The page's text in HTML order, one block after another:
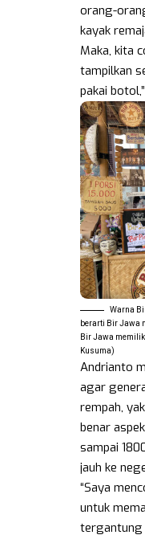
orang-
kayak
Maka, kita
tampilkan
pakai
Warna
berarti Bir Jawa
Bir Jawa
Kusuma)
Andrianto
agar
rempah,
benar
sampai
jauh ke
“Saya
untuk
tergantung